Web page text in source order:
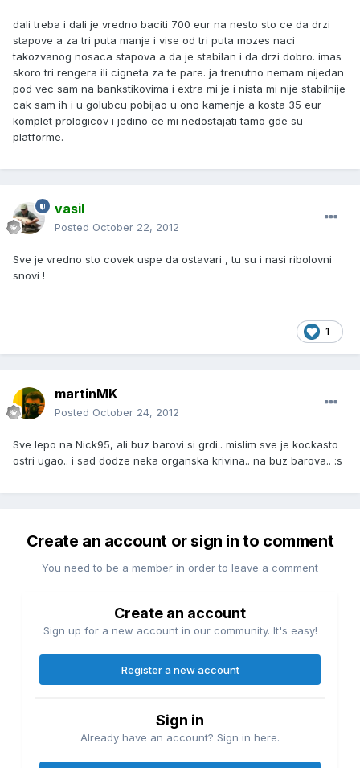
dali treba i dali je vredno baciti 700 eur na nesto sto ce da drzi
stapove a za tri puta manje i vise od tri puta mozes naci
takozvanog nosaca stapova a da je stabilan i da drzi dobro. imas
skoro tri rengera ili cigneta za te pare. ja trenutno nemam nijedan
pod vec sam na bankstikovima i extra mi je i nista mi nije stabilnije
cak sam ih i u golubcu pobijao u ono kamenje a kosta 35 eur
komplet prologicov i jedino ce mi nedostajati tamo gde su
platforme.
vasil
Posted October 22, 2012
Sve je vredno sto covek uspe da ostavari , tu su i nasi ribolovni
snovi !
1
martinMK
Posted October 24, 2012
Sve lepo na Nick95, ali buz barovi si grdi.. mislim sve je kockasto
ostri ugao.. i sad dodze neka organska krivina.. na buz barova.. :s
Create an account or sign in to comment
You need to be a member in order to leave a comment
Create an account
Sign up for a new account in our community. It's easy!
Register a new account
Sign in
Already have an account? Sign in here.